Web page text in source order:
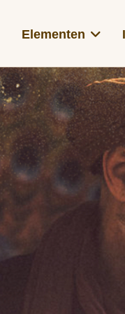
Elementen